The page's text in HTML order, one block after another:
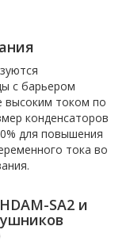
с барьером
высоким током по
конденсаторов
для повышения
тока во
SA2 и